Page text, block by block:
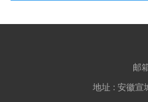
邮
地址 : 安徽宣